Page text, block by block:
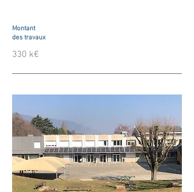
Montant
des travaux
330 k€